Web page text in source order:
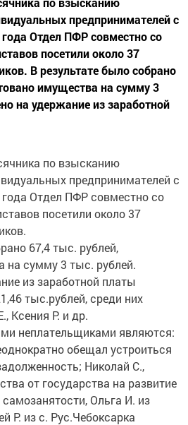
предпринимателей с
Отдел ПФР совместно со
посетили около 37
В результате было собрано
имущества на сумму 3
на удержание из заработной
по взысканию
предпринимателей с
Отдел ПФР совместно со
посетили около 37
67,4 тыс. рублей,
на сумму 3 тыс. рублей.
из заработной платы
тыс.рублей, среди них
Ксения Р. и др.
неплательщиками являются:
обещал устроиться
Николай С.,
от государства на развитие
Ольга И. из
Р. из с. Рус.Чебоксарка